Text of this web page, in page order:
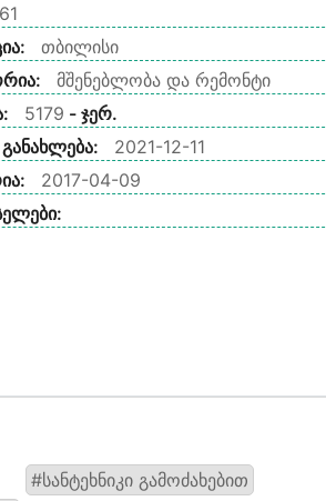
თბილისი
მშენებლობა და რემონტი
5179 - ჯერ.
2021-12-11
2017-04-09
#სანტეხნიკი გამოძახებით